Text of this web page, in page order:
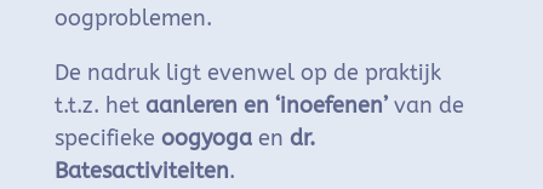
oogproblemen.
De nadruk ligt evenwel op de praktijk
t.t.z. het aanleren en ‘inoefenen’van de
specifieke oogyogaen dr.
Batesactiviteiten.